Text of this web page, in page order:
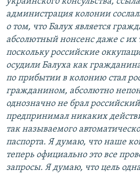
администрация колонии
о том, что Балух является
абсолютный нонсенс даже с их
поскольку российские
осудили Балуха как
по прибытии в колонию стал
гражданином, абсолютно
однозначно не брал
предпринимал никаких
так называемого
паспорта. Я думаю, что наше
теперь официально это все
запросы. Я думаю, что цель